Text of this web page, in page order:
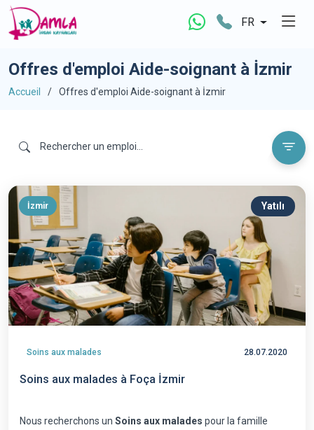
FR
Offres d'emploi Aide-soignant à İzmir
Accueil Offres d'emploi Aide-soignant à İzmir
İzmir Yatılı
Soins aux malades 28.07.2020
Soins aux malades à Foça İzmir
Nous recherchons un Soins aux malades pour la famille